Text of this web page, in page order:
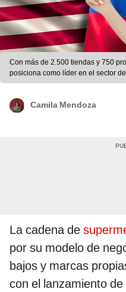
Con más de 2.500 tiendas y 750
posiciona como líder en el sector
composición LR/Freepik
Camila Mendoza
La cadena de
por su modelo de
bajos y marcas
con el lanzamiento